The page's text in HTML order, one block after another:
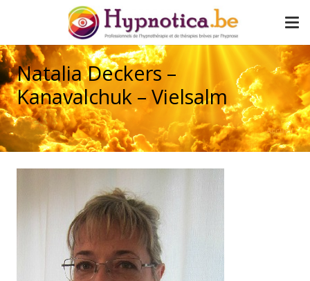
Natalia Deckers –
Kanavalchuk – Vielsalm
Accueil